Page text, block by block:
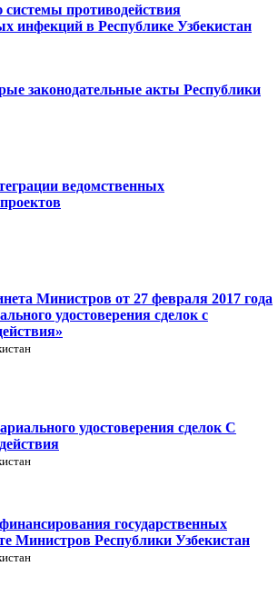
противодействия
инфекций в Республике Узбекистан
законодательные акты Республики
ведомственных
Министров от 27 февраля 2017 года
удостоверения сделок с
удостоверения сделок С
государственных
Министров Республики Узбекистан